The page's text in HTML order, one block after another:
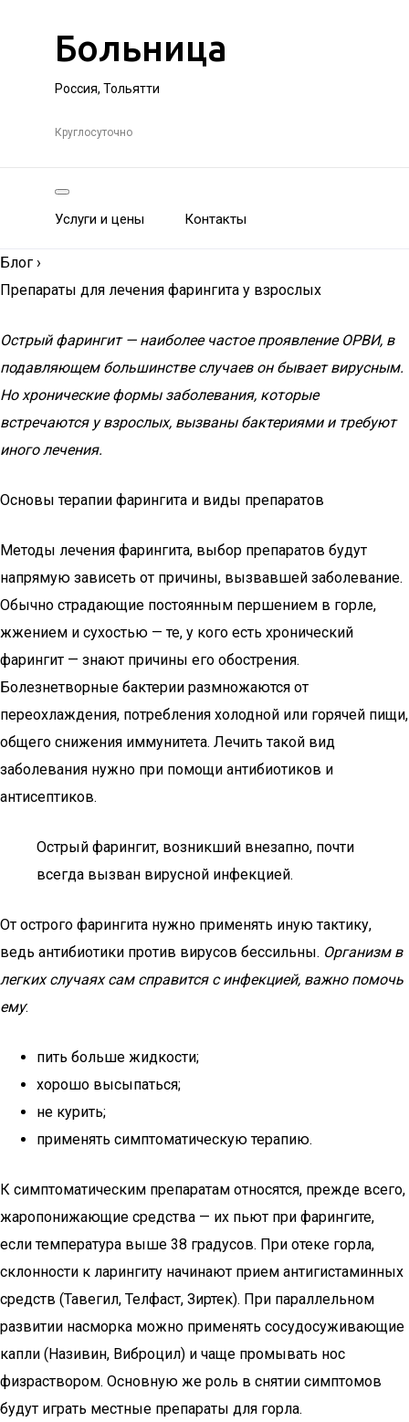
Больница
Россия, Тольятти
Круглосуточно
Услуги и цены Контакты
Блог ›
Препараты для лечения фарингита у взрослых
Острый фарингит — наиболее частое проявление ОРВИ, в
подавляющем большинстве случаев он бывает вирусным.
Но хронические формы заболевания, которые
встречаются у взрослых, вызваны бактериями и требуют
иного лечения.
Основы терапии фарингита и виды препаратов
Методы лечения фарингита, выбор препаратов будут
напрямую зависеть от причины, вызвавшей заболевание.
Обычно страдающие постоянным першением в горле,
жжением и сухостью — те, у кого есть хронический
фарингит — знают причины его обострения.
Болезнетворные бактерии размножаются от
переохлаждения, потребления холодной или горячей пищи,
общего снижения иммунитета. Лечить такой вид
заболевания нужно при помощи антибиотиков и
антисептиков.
Острый фарингит, возникший внезапно, почти
всегда вызван вирусной инфекцией.
От острого фарингита нужно применять иную тактику,
ведь антибиотики против вирусов бессильны. Организм в
легких случаях сам справится с инфекцией, важно помочь
ему:
пить больше жидкости;
хорошо высыпаться;
не курить;
применять симптоматическую терапию.
К симптоматическим препаратам относятся, прежде всего,
жаропонижающие средства — их пьют при фарингите,
если температура выше 38 градусов. При отеке горла,
склонности к ларингиту начинают прием антигистаминных
средств (Тавегил, Телфаст, Зиртек). При параллельном
развитии насморка можно применять сосудосуживающие
капли (Називин, Виброцил) и чаще промывать нос
физраствором. Основную же роль в снятии симптомов
будут играть местные препараты для горла.